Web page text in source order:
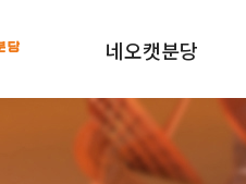
네오캣분당
학원소개
규정안내